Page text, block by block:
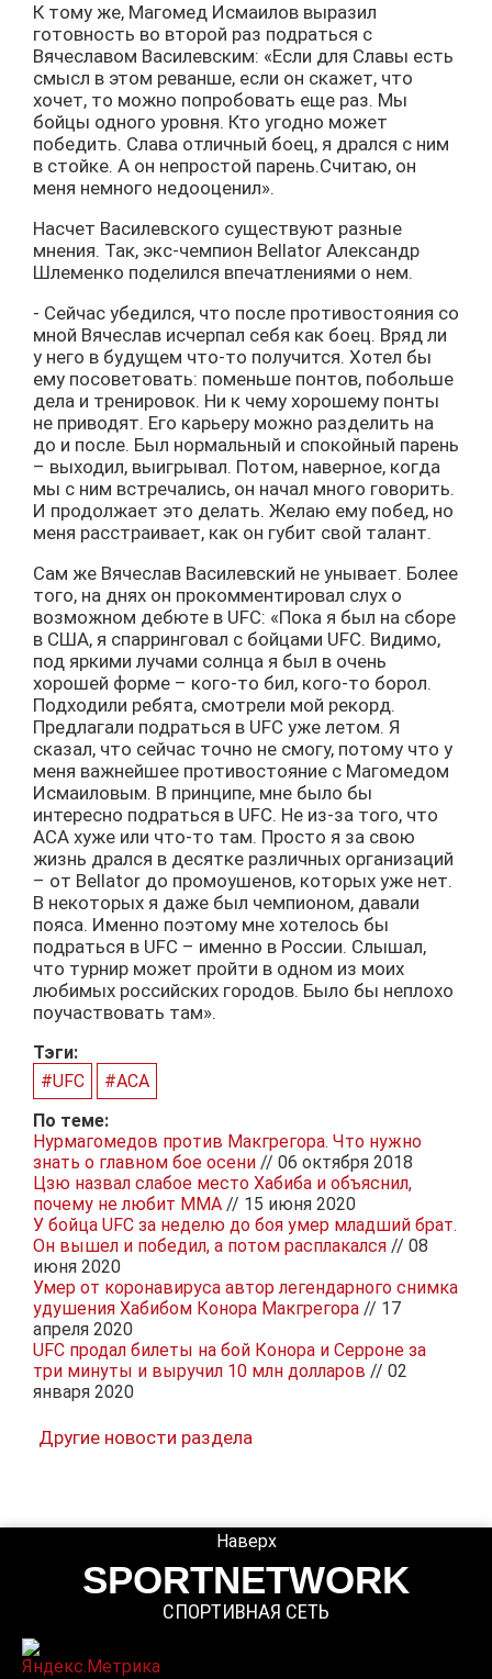
К тому же, Магомед Исмаилов выразил
готовность во второй раз подраться с
Вячеславом Василевским: «Если для Славы есть
смысл в этом реванше, если он скажет, что
хочет, то можно попробовать еще раз. Мы
бойцы одного уровня. Кто угодно может
победить. Слава отличный боец, я дрался с ним
в стойке. А он непростой парень.Считаю, он
меня немного недооценил».
Насчет Василевского существуют разные
мнения. Так, экс-чемпион Bellator Александр
Шлеменко поделился впечатлениями о нем.
- Сейчас убедился, что после противостояния со
мной Вячеслав исчерпал себя как боец. Вряд ли
у него в будущем что-то получится. Хотел бы
ему посоветовать: поменьше понтов, побольше
дела и тренировок. Ни к чему хорошему понты
не приводят. Его карьеру можно разделить на
до и после. Был нормальный и спокойный парень
– выходил, выигрывал. Потом, наверное, когда
мы с ним встречались, он начал много говорить.
И продолжает это делать. Желаю ему побед, но
меня расстраивает, как он губит свой талант.
Сам же Вячеслав Василевский не унывает. Более
того, на днях он прокомментировал слух о
возможном дебюте в UFC: «Пока я был на сборе
в США, я спарринговал с бойцами UFC. Видимо,
под яркими лучами солнца я был в очень
хорошей форме – кого-то бил, кого-то борол.
Подходили ребята, смотрели мой рекорд.
Предлагали подраться в UFC уже летом. Я
сказал, что сейчас точно не смогу, потому что у
меня важнейшее противостояние с Магомедом
Исмаиловым. В принципе, мне было бы
интересно подраться в UFC. Не из-за того, что
АСА хуже или что-то там. Просто я за свою
жизнь дрался в десятке различных организаций
– от Bellator до промоушенов, которых уже нет.
В некоторых я даже был чемпионом, давали
пояса. Именно поэтому мне хотелось бы
подраться в UFC – именно в России. Слышал,
что турнир может пройти в одном из моих
любимых российских городов. Было бы неплохо
поучаствовать там».
Тэги:
#UFC
#АСА
По теме:
Нурмагомедов против Макгрегора. Что нужно
знать о главном бое осени // 06 октября 2018
Цзю назвал слабое место Хабиба и объяснил,
почему не любит MMA // 15 июня 2020
У бойца UFC за неделю до боя умер младший брат.
Он вышел и победил, а потом расплакался // 08
июня 2020
Умер от коронавируса автор легендарного снимка
удушения Хабибом Конора Макгрегора // 17
апреля 2020
UFC продал билеты на бой Конора и Серроне за
три минуты и выручил 10 млн долларов // 02
января 2020
Другие новости раздела
SPORTNETWORK
СПОРТИВНАЯ СЕТЬ
Наверх